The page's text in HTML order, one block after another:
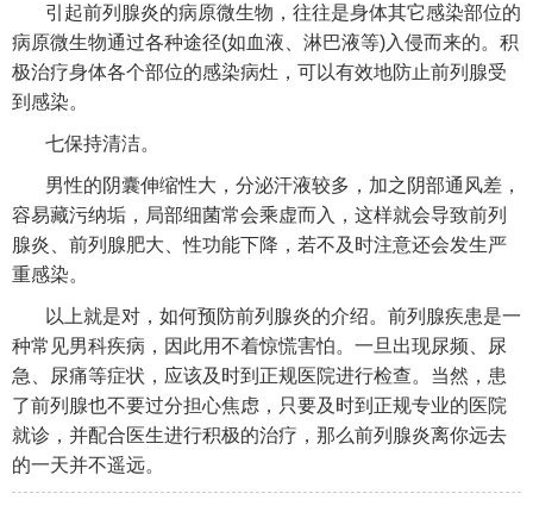
引起前列腺炎的病原微生物，往往是身体其它感染部位的
病原微生物通过各种途径(如血液、淋巴液等)入侵而来的。积
极治疗身体各个部位的感染病灶，可以有效地防止前列腺受
到感染。
七保持清洁。
男性的阴囊伸缩性大，分泌汗液较多，加之阴部通风差，
容易藏污纳垢，局部细菌常会乘虚而入，这样就会导致前列
腺炎、前列腺肥大、性功能下降，若不及时注意还会发生严
重感染。
以上就是对，如何预防前列腺炎的介绍。前列腺疾患是一
种常见男科疾病，因此用不着惊慌害怕。一旦出现尿频、尿
急、尿痛等症状，应该及时到正规医院进行检查。当然，患
了前列腺也不要过分担心焦虑，只要及时到正规专业的医院
就诊，并配合医生进行积极的治疗，那么前列腺炎离你远去
的一天并不遥远。